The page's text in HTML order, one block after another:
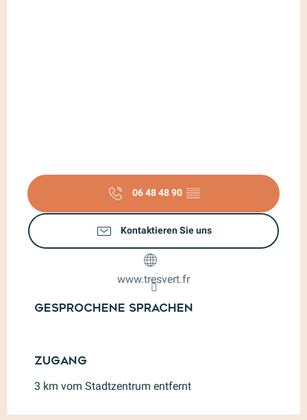
06 48 48 90 ▒▒
Kontaktieren Sie uns
www.tresvert.fr
Gesprochene Sprachen
Gesprochene Sprachen
Zugang
Zugang
3 km vom Stadtzentrum entfernt